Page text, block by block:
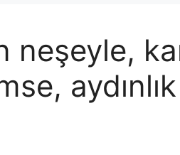
neşeyle,